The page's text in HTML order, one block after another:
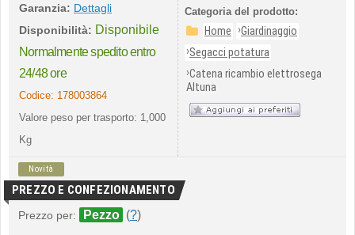
Garanzia: Dettagli
Disponibilità: Disponibile
Normalmente spedito entro
24/48 ore
Codice: 178003864
Valore peso per trasporto: 1,000
Kg
Categoria del prodotto:
Home ›Giardinaggio
›Segacci potatura
›Catena ricambio elettrosega
Altuna
Novità
PREZZO E CONFEZIONAMENTO
Prezzo per: Pezzo (?)